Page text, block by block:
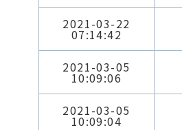
2021-03-22
07:14:42
2021-03-05
10:09:06
2021-03-05
10:09:04